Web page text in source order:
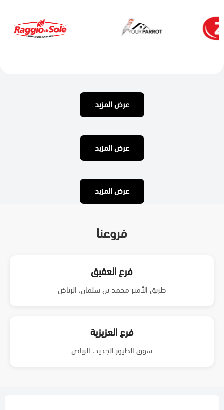
عرض المزيد
عرض المزيد
عرض المزيد
فروعنا
فرع العقيق
طريق الأمير محمد بن سلمان، الرياض
فرع العزيزية
سوق الطيور الجديد، الرياض